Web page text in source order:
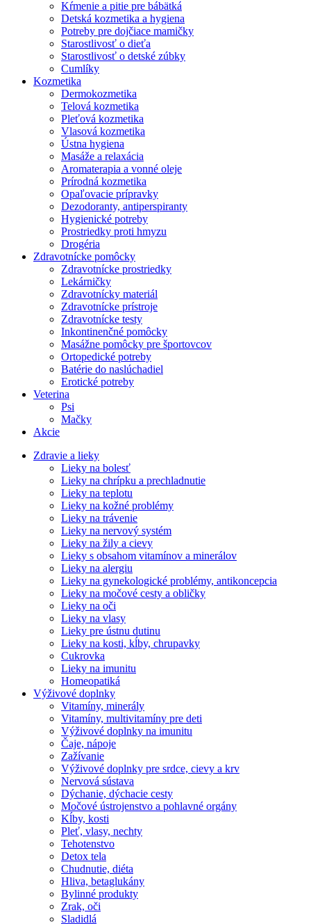
Kŕmenie a pitie pre bábätká
Detská kozmetika a hygiena
Potreby pre dojčiace mamičky
Starostlivosť o dieťa
Starostlivosť o detské zúbky
Cumlíky
Kozmetika
Dermokozmetika
Telová kozmetika
Pleťová kozmetika
Vlasová kozmetika
Ústna hygiena
Masáže a relaxácia
Aromaterapia a vonné oleje
Prírodná kozmetika
Opaľovacie prípravky
Dezodoranty, antiperspiranty
Hygienické potreby
Prostriedky proti hmyzu
Drogéria
Zdravotnícke pomôcky
Zdravotnícke prostriedky
Lekárničky
Zdravotnícky materiál
Zdravotnícke prístroje
Zdravotnícke testy
Inkontinenčné pomôcky
Masážne pomôcky pre športovcov
Ortopedické potreby
Batérie do naslúchadiel
Erotické potreby
Veterina
Psi
Mačky
Akcie
Zdravie a lieky
Lieky na bolesť
Lieky na chrípku a prechladnutie
Lieky na teplotu
Lieky na kožné problémy
Lieky na trávenie
Lieky na nervový systém
Lieky na žily a cievy
Lieky s obsahom vitamínov a minerálov
Lieky na alergiu
Lieky na gynekologické problémy, antikoncepcia
Lieky na močové cesty a obličky
Lieky na oči
Lieky na vlasy
Lieky pre ústnu dutinu
Lieky na kosti, kĺby, chrupavky
Cukrovka
Lieky na imunitu
Homeopatiká
Výživové doplnky
Vitamíny, minerály
Vitamíny, multivitamíny pre deti
Výživové doplnky na imunitu
Čaje, nápoje
Zažívanie
Výživové doplnky pre srdce, cievy a krv
Nervová sústava
Dýchanie, dýchacie cesty
Močové ústrojenstvo a pohlavné orgány
Kĺby, kosti
Pleť, vlasy, nechty
Tehotenstvo
Detox tela
Chudnutie, diéta
Hliva, betaglukány
Bylinné produkty
Zrak, oči
Sladidlá